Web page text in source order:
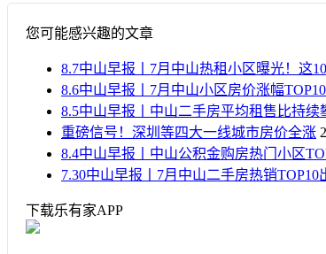
您可能感兴趣的文章
8.7中山早报丨7月中山热租小区曝光！这
8.6中山早报丨7月中山小区房价涨幅
8.5中山早报丨中山二手房平均租售比持续
重磅信号！深圳等四大一线城市房价全涨
8.4中山早报丨中山公积金购房热门小区
7.30中山早报丨7月中山二手房热销
下载乐有家APP